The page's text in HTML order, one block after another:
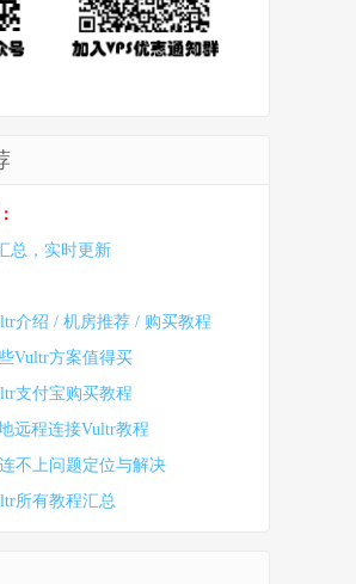
总，实时更新
介绍 / 机房推荐 / 购买教程
Vultr方案值得买
支付宝购买教程
远程连接Vultr教程
不上问题定位与解决
所有教程汇总